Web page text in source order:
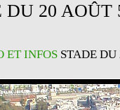
DU 20
ET INFOS STADE